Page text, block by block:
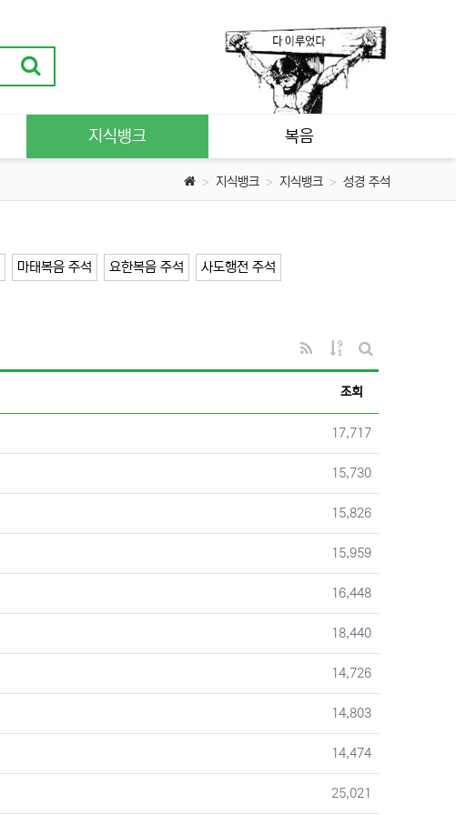
지식뱅크 복음
지식뱅크 지식뱅크 성경 주석
마태복음 주석 요한복음 주석 사도행전 주석
RSS
게시물 정렬
게시판 검색
조회
조회
17,717
조회
15,730
조회
15,826
조회
15,959
조회
16,448
조회
18,440
조회
14,726
조회
14,803
조회
14,474
조회
25,021